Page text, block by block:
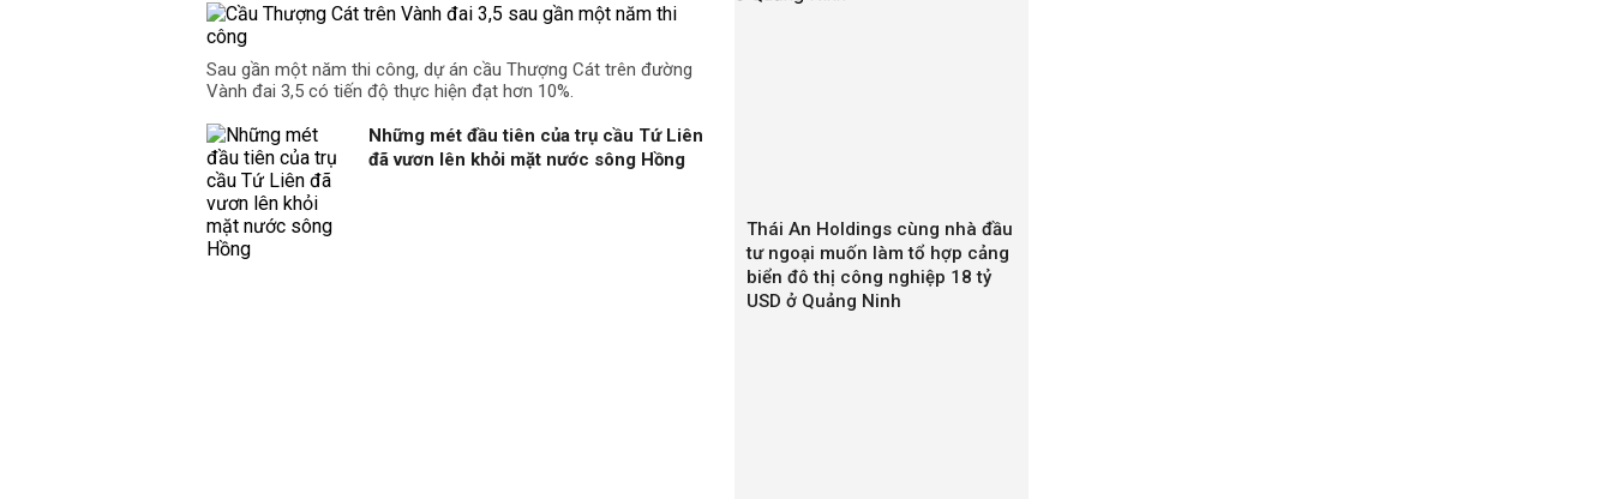
Sau gần một năm thi công, dự án cầu Thượng Cát trên đường
Vành đai 3,5 có tiến độ thực hiện đạt hơn 10%.
Những mét đầu tiên của trụ cầu Tứ Liên
đã vươn lên khỏi mặt nước sông Hồng
Thái An Holdings cùng nhà đầu
tư ngoại muốn làm tổ hợp cảng
biển đô thị công nghiệp 18 tỷ
USD ở Quảng Ninh